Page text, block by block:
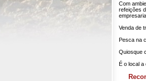
Com
refeições
Venda de
Pesca na
Quiosque
É o local a